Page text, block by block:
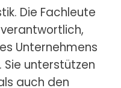
Die Fachleute
Unternehmens
unterstützen
auch den